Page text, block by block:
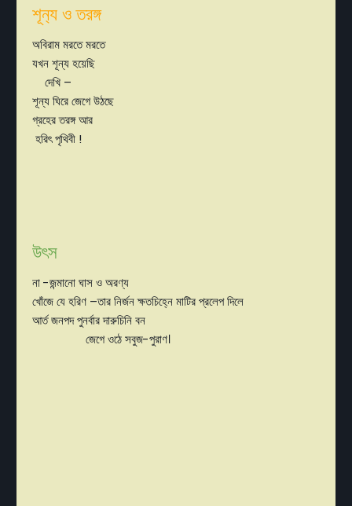
শূন‍্য ও তরঙ্গ
অবিরাম মরতে মরতে
যখন শূন্য হয়েছি
দেখি –
শূন্য ঘিরে জেগে উঠছে
গ্রহের তরঙ্গ আর
হরিৎ পৃথিবী !
উৎস
না -জন্মানো ঘাস ও অরণ্য
খোঁজে যে হরিণ –তার নির্জন ক্ষতচিহ্নে মাটির প্রলেপ দিলে
আর্ত জনপদ পুনর্বার দারুচিনি বন
জেগে ওঠে সবুজ-পুরাণ।